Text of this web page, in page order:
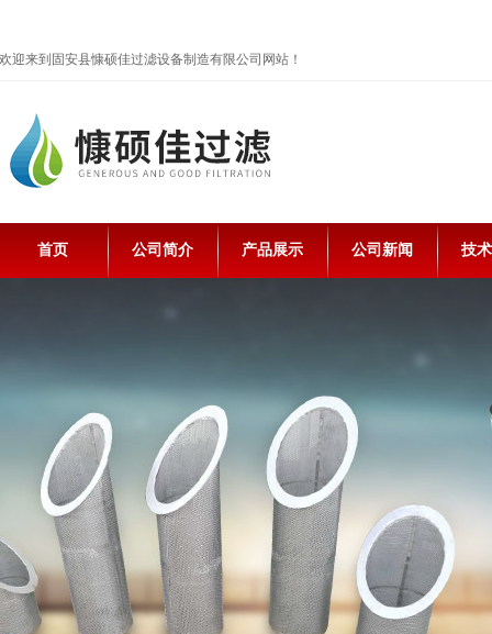
欢迎来到固安县慷硕佳过滤设备制造有限公司网站！
首页 公司简介 产品展示 公司新闻 技